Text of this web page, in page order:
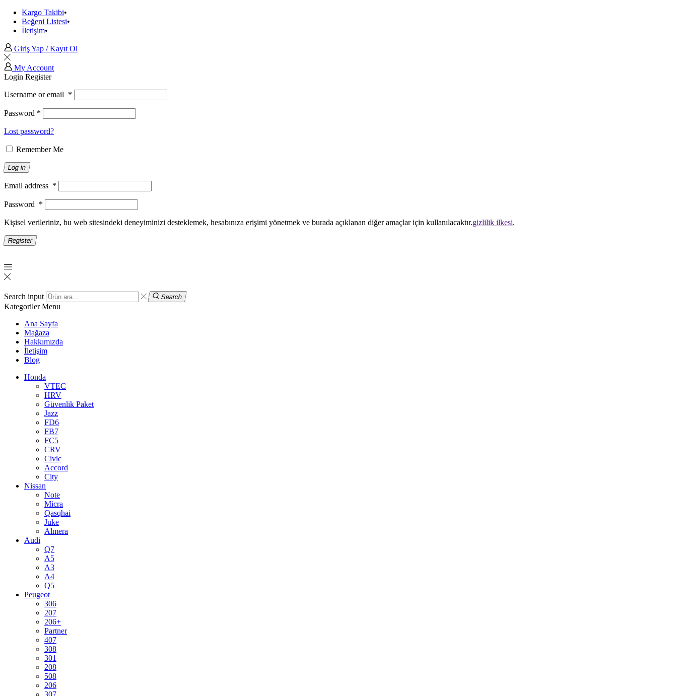
Kargo Takibi
Beğeni Listesi
İletişim
Giriş Yap / Kayıt Ol
My Account
Login Register
Username or email *
Password *
Lost password?
Remember Me
Log in
Email address *
Password *
Kişisel verileriniz, bu web sitesindeki deneyiminizi desteklemek, hesabınıza erişimi yönetmek ve burada açıklanan diğer amaçlar için kullanılacaktır.gizlilik ilkesi.
Register
Search input Search
KategorilerMenu
Ana Sayfa
Mağaza
Hakkımızda
İletişim
Blog
Honda
VTEC
HRV
Güvenlik Paket
Jazz
FD6
FB7
FC5
CRV
Civic
Accord
City
Nissan
Note
Micra
Qasqhai
Juke
Almera
Audi
Q7
A5
A3
A4
Q5
Peugeot
306
207
206+
Partner
407
308
301
208
508
206